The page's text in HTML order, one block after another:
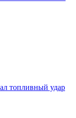
топливный удар